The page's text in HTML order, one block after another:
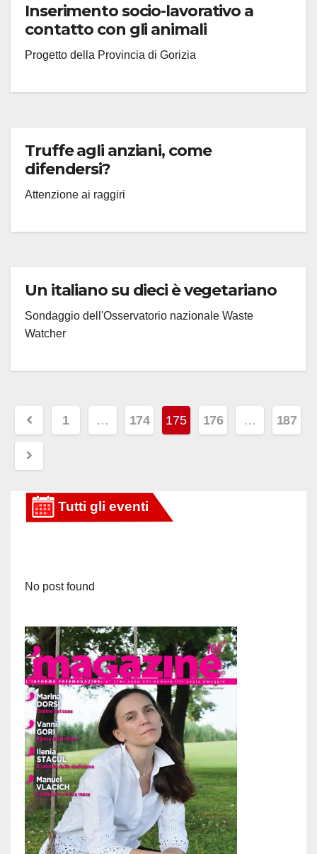
Inserimento socio-lavorativo a
contatto con gli animali
Progetto della Provincia di Gorizia
Truffe agli anziani, come
difendersi?
Attenzione ai raggiri
Un italiano su dieci è vegetariano
Sondaggio dell'Osservatorio nazionale Waste
Watcher
Paginazione
degli
articoli
1 … 174 175 176 … 187
No post found